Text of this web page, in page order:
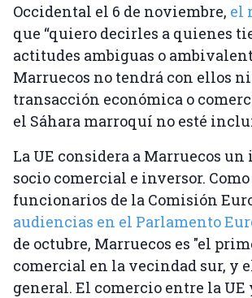
Occidental el 6 de noviembre, el
que “quiero decirles a quienes
actitudes ambiguas o
Marruecos no tendrá con ellos
transacción económica o
el Sáhara marroquí no esté
La UE considera a Marruecos
socio comercial e inversor.
funcionarios de la Comisión
audiencias en el Parlamento
de octubre, Marruecos es "el
comercial en la vecindad sur, y
general. El comercio entre la UE